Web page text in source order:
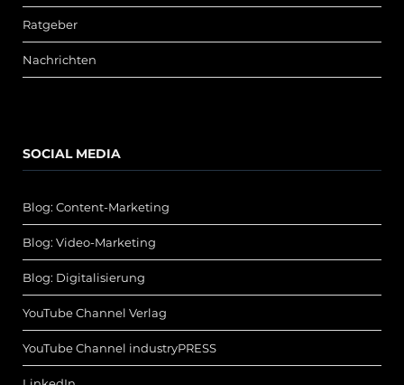
Ratgeber
Nachrichten
SOCIAL MEDIA
Blog: Content-Marketing
Blog: Video-Marketing
Blog: Digitalisierung
YouTube Channel Verlag
YouTube Channel industryPRESS